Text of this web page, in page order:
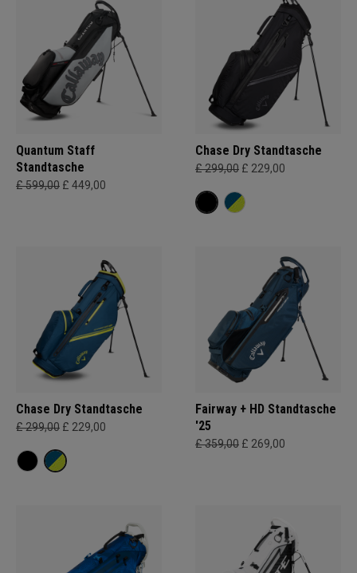
Quantum Staff
Standtasche
£ 599,00 £ 449,00
Chase Dry Standtasche
£ 299,00 £ 229,00
Chase Dry Standtasche
£ 299,00 £ 229,00
Fairway + HD Standtasche
'25
£ 359,00 £ 269,00